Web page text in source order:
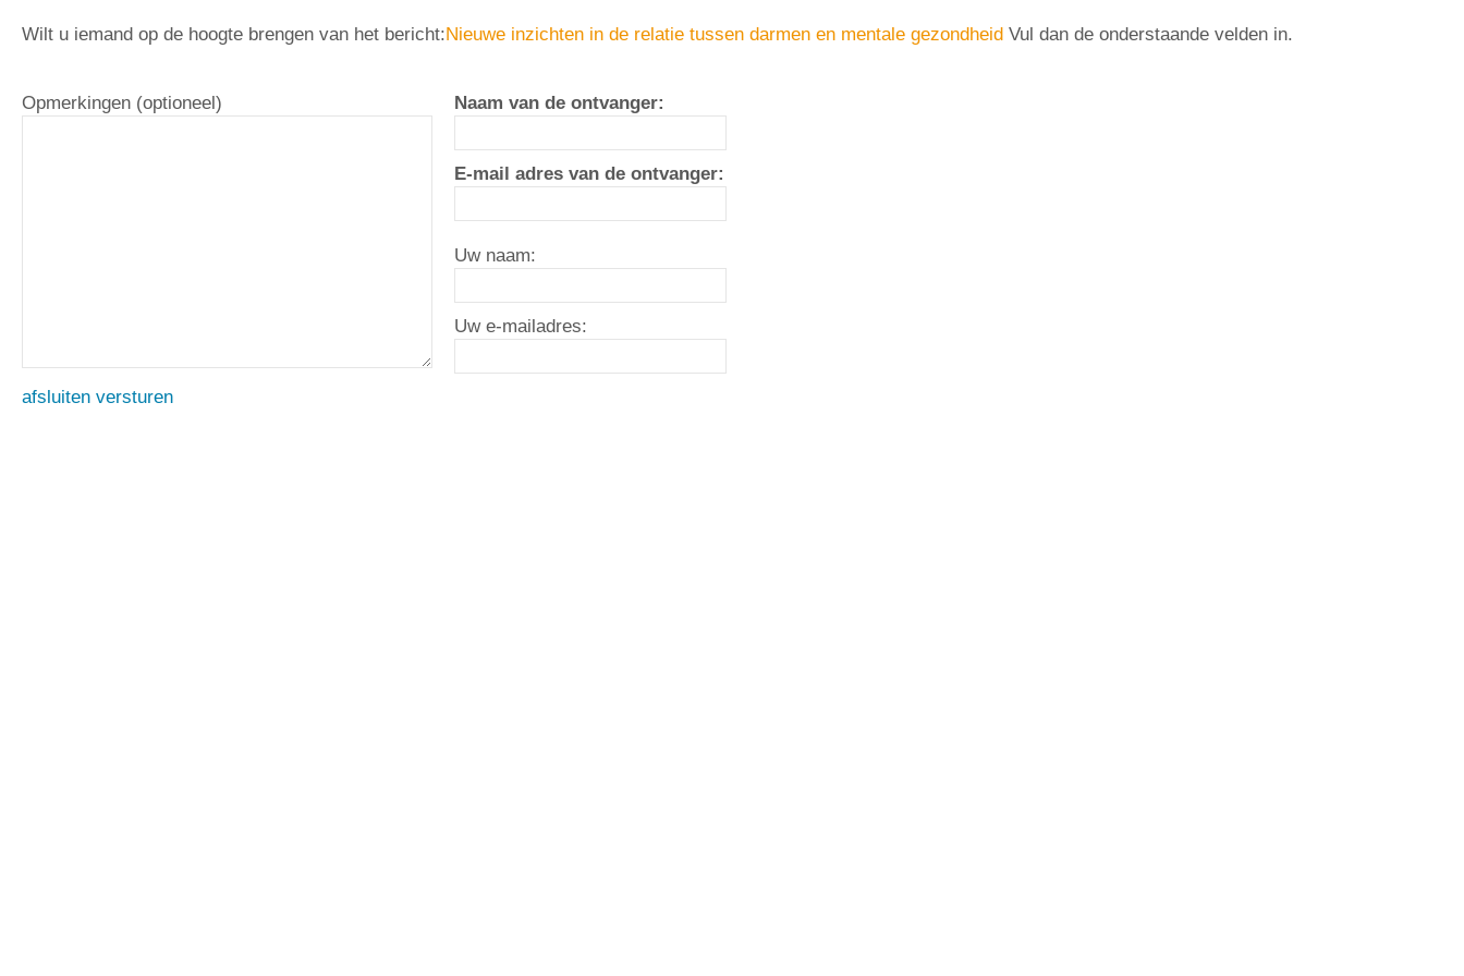
Wilt u iemand op de hoogte brengen van het bericht:Nieuwe inzichten in de relatie tussen darmen en mentale gezondheid Vul dan de onderstaande velden in.
Opmerkingen (optioneel) Naam van de ontvanger:
E-mail adres van de ontvanger:
Uw naam:
Uw e-mailadres:
afsluiten versturen